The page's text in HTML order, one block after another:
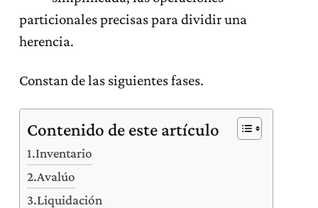
particionales precisas para dividir una
herencia.
Constan de las siguientes fases.
Contenido de este artículo
1.Inventario
2.Avalúo
3.Liquidación